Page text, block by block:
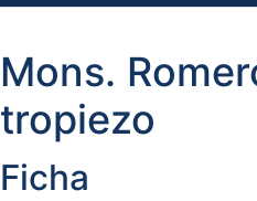
Mons.
tropiezo
Ficha